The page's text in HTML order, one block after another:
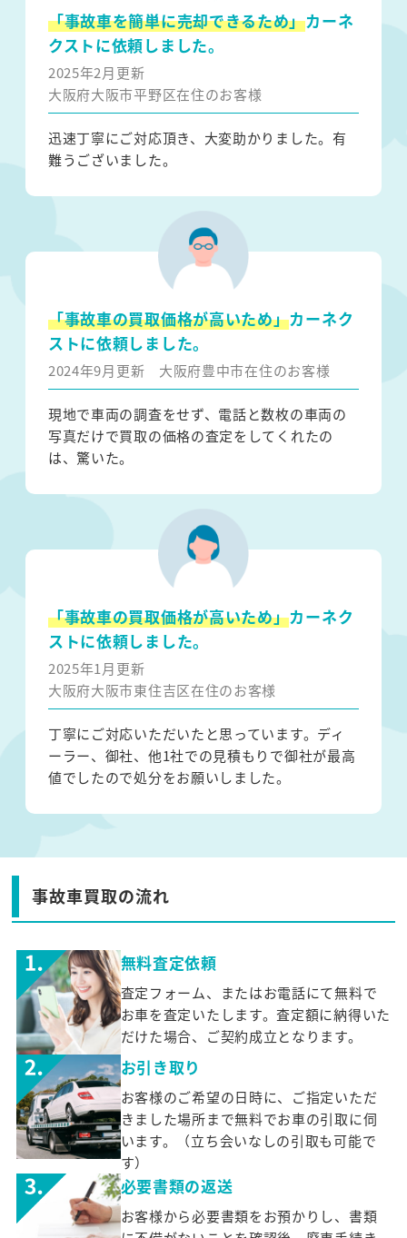
「事故車を簡単に売却できるため」カーネ
クストに依頼しました。
2025年2月更新
大阪府大阪市平野区在住のお客様
迅速丁寧にご対応頂き、大変助かりました。有
難うございました。
「事故車の買取価格が高いため」カーネク
ストに依頼しました。
2024年9月更新 大阪府豊中市在住のお客様
現地で車両の調査をせず、電話と数枚の車両の
写真だけで買取の価格の査定をしてくれたの
は、驚いた。
「事故車の買取価格が高いため」カーネク
ストに依頼しました。
2025年1月更新
大阪府大阪市東住吉区在住のお客様
丁寧にご対応いただいたと思っています。ディ
ーラー、御社、他1社での見積もりで御社が最高
値でしたので処分をお願いしました。
事故車買取の流れ
無料査定依頼
査定フォーム、またはお電話にて無料で
お車を査定いたします。査定額に納得いた
だけた場合、ご契約成立となります。
お引き取り
お客様のご希望の日時に、ご指定いただ
きました場所まで無料でお車の引取に伺
います。（立ち会いなしの引取も可能で
す）
必要書類の返送
お客様から必要書類をお預かりし、書類